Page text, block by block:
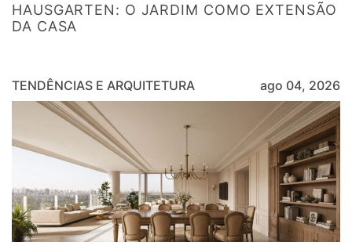
HAUSGARTEN: O JARDIM COMO EXTENSÃO
DA CASA
TENDÊNCIAS E ARQUITETURA ago 04, 2026